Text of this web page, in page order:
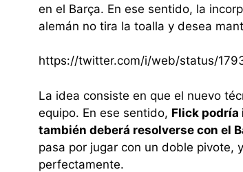
en el Barça. En ese sentido, la
alemán no tira la toalla y desea
https://twitter.com/i/web/status/
La idea consiste en que el nuevo
equipo. En ese sentido, Flick
también deberá resolverse con el
pasa por jugar con un doble pivote,
perfectamente.